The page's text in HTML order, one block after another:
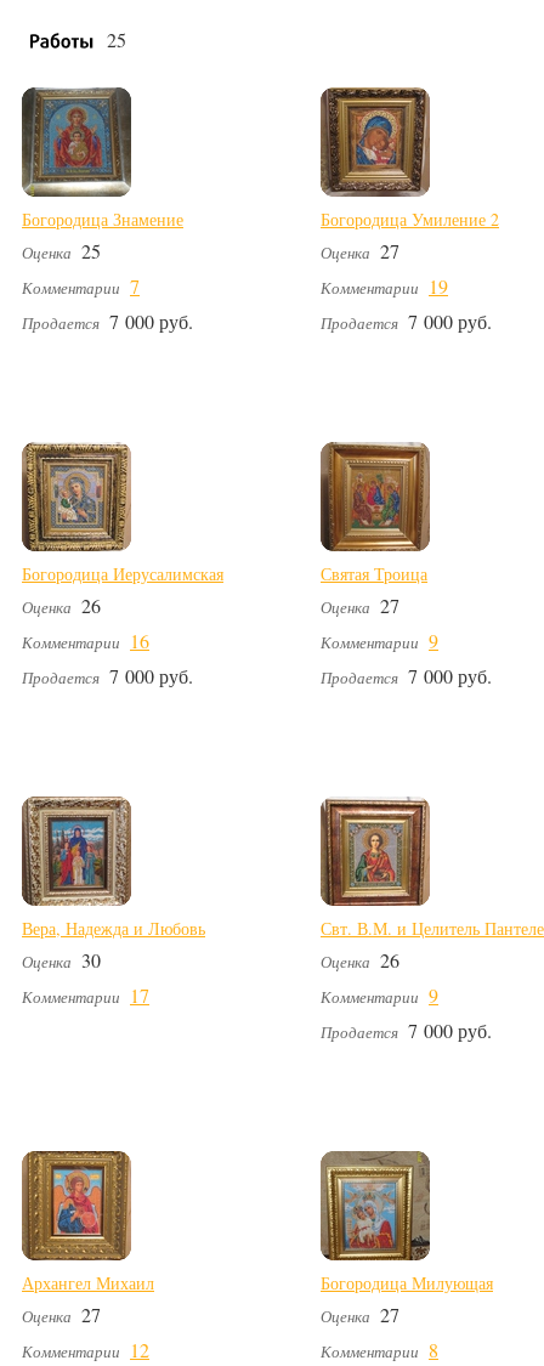
25
Богородица Знамение
Оценка 25
Комментарии 7
Продается 7 000 руб.
Богородица Умиление 2
Оценка 27
Комментарии 19
Продается 7 000 руб.
Богородица Иерусалимская
Оценка 26
Комментарии 16
Продается 7 000 руб.
Святая Троица
Оценка 27
Комментарии 9
Продается 7 000 руб.
Вера, Надежда и Любовь
Оценка 30
Комментарии 17
Свт. В.М. и Целитель
Оценка 26
Комментарии 9
Продается 7 000 руб.
Архангел Михаил
Оценка 27
Комментарии 12
Богородица Милующая
Оценка 27
Комментарии 8